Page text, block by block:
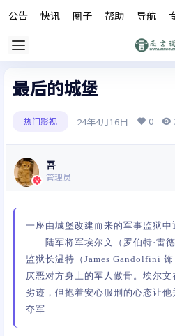
公告 快讯 圈子 帮助 导航
最后的城堡
热门影视 24年4月16日 0
吾
管理员
一座由城堡改建而来的军事监狱中
——陆军将军埃尔文（罗伯特·雷
监狱长温特（James Gandolfini
厌恶对方身上的军人傲骨。埃尔
劣迹，但抱着安心服刑的心态让他
夺军...